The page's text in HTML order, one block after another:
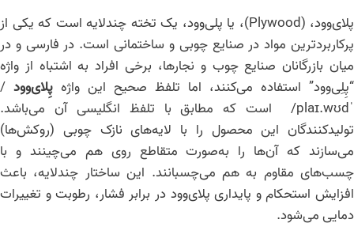
پلای‌وود، (Plywood)، یا پلی‌وود، یک تخته چندلایه است که یکی از
پرکاربردترین مواد در صنایع چوبی و ساختمانی است. در فارسی و در
میان بازرگانان صنایع چوب و نجارها، برخی افراد به اشتباه از واژه
“پِلِی‌وود” استفاده می‌کنند، اما تلفظ صحیح این واژه پِلای‌وود /
ˈplaɪ.wʊd/ است که مطابق با تلفظ انگلیسی آن می‌باشد.
تولیدکنندگان این محصول را با لایه‌های نازک چوبی (روکش‌ها)
می‌سازند که آن‌ها را به‌صورت متقاطع روی هم می‌چینند و با
چسب‌های مقاوم به هم می‌چسبانند. این ساختار چندلایه، باعث
افزایش استحکام و پایداری پلای‌وود در برابر فشار، رطوبت و تغییرات
دمایی می‌شود.